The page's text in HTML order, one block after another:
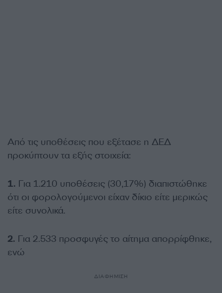
Από τις υποθέσεις που εξέτασε η ΔΕΔ
προκύπτουν τα εξής στοιχεία:
1. Για 1.210 υποθέσεις (30,17%) διαπιστώθηκε
ότι οι φορολογούμενοι είχαν δίκιο είτε μερικώς
είτε συνολικά.
2. Για 2.533 προσφυγές το αίτημα απορρίφθηκε,
ενώ
ΔΙΑΦΗΜΙΣΗ